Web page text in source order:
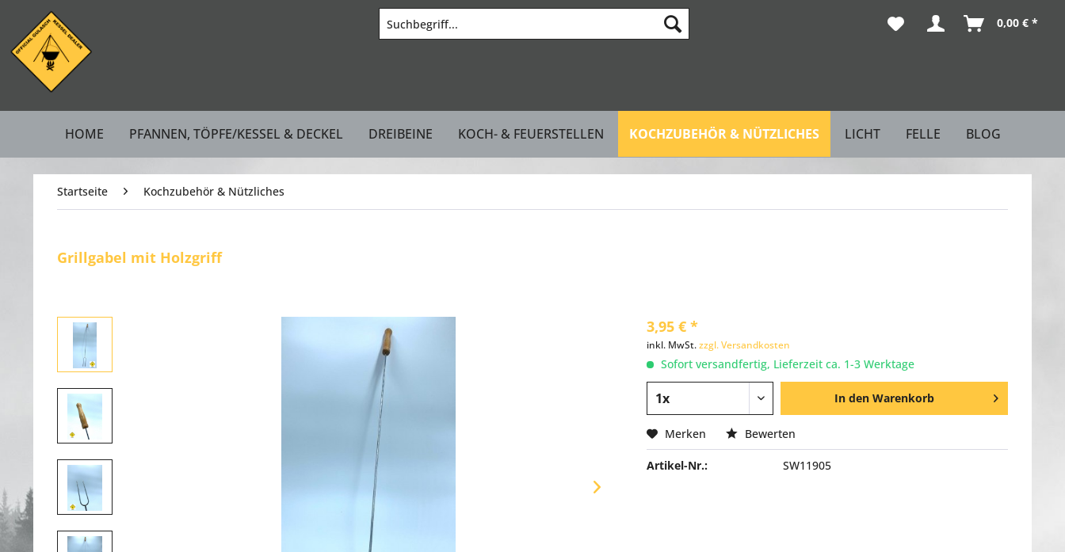
0,00 € *
HOME PFANNEN, TÖPFE/KESSEL & DECKEL DREIBEINE KOCH- & FEUERSTELLEN KOCHZUBEHÖR & NÜTZLICHES LICHT FELLE BLOG
Startseite Kochzubehör & Nützliches
Grillgabel mit Holzgriff
3,95 € *
inkl. MwSt.zzgl. Versandkosten
Sofort versandfertig, Lieferzeit ca. 1-3 Werktage
In den Warenkorb
Merken Bewerten
Artikel-Nr.: SW11905